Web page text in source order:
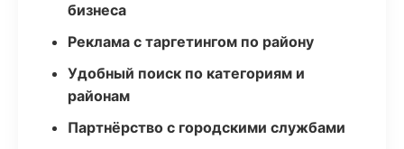
бизнеса
Реклама с таргетингом по району
Удобный поиск по категориям и
районам
Партнёрство с городскими службами